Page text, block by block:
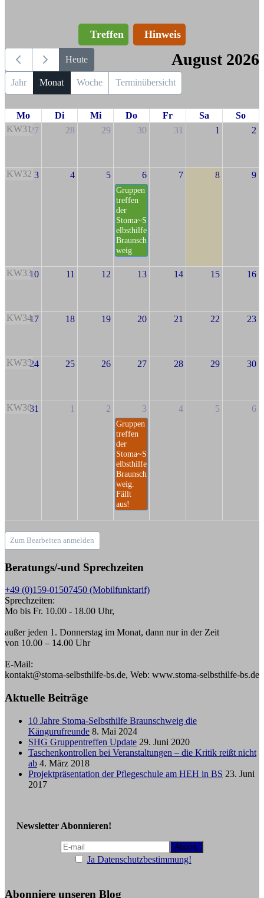
Treffen Hinweis
Heute August 2026
Jahr Monat Woche Terminübersicht
Mo Di Mi Do Fr Sa
So
KW3127 28 29 30 31 1 2
KW32 3 4 5 6
Gruppen
treffen
der
Stoma~S
elbsthilfe
Braunsch
weig
7 8 9
KW3310 11 12 13 14 15 16
KW3417 18 19 20 21 22 23
KW3524 25 26 27 28 29 30
KW3631 1 2 3
Gruppen
treffen
der
Stoma~S
elbsthilfe
Braunsch
weig.
Fällt
aus!
4 5 6
Zum Bearbeiten anmelden
Beratungs/-und Sprechzeiten
+49 (0)159-01507450 (Mobilfunktarif)
Sprechzeiten:
Mo bis Fr. 10.00 - 18.00 Uhr,
außer jeden 1. Donnerstag im Monat, dann nur in der Zeit
von 10.00 – 14.00 Uhr
E-Mail:
kontakt@stoma-selbsthilfe-bs.de, Web: www.stoma-selbsthilfe-bs.de
Aktuelle Beiträge
10 Jahre Stoma-Selbsthilfe Braunschweig die
Kängurufreunde 8. Mai 2024
SHG Gruppentreffen Update 29. Juni 2020
Taschenkontrollen bei Veranstaltungen – die Kritik reißt nicht
ab 4. März 2018
Projektpräsentation der Pflegeschule am HEH in BS 23. Juni
2017
Newsletter Abonnieren!
Ja Datenschutzbestimmung!
Abonniere unseren Blog